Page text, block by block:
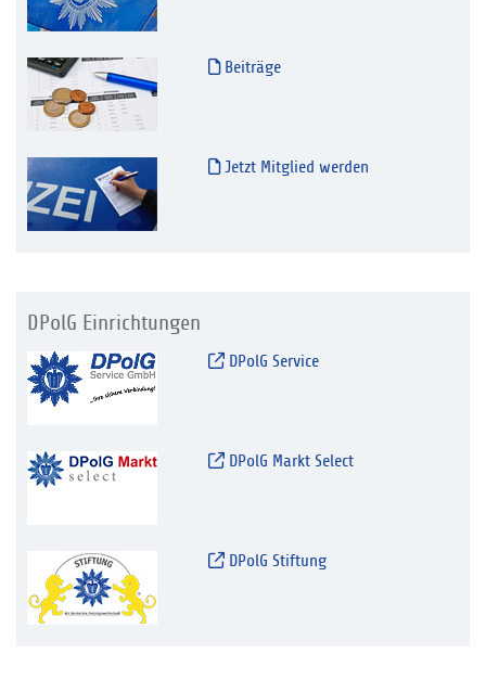
Beiträge
Jetzt Mitglied werden
DPolG Einrichtungen
DPolG Service
DPolG Markt Select
DPolG Stiftung